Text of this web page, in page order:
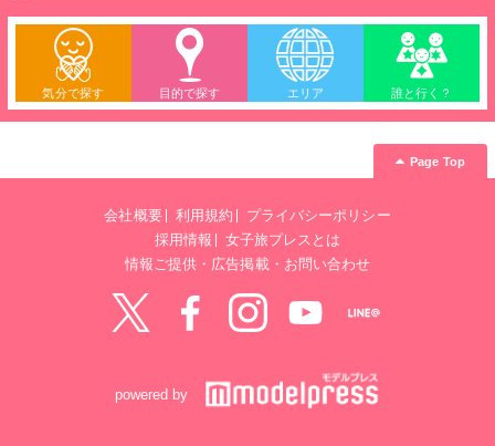
気分で探す 目的で探す エリア 誰と行く？
Page Top
会社概要 利用規約
プライバシーポリシー
採用情報
女子旅プレスとは
情報ご提供・広告掲載・お問い合わせ
powered by